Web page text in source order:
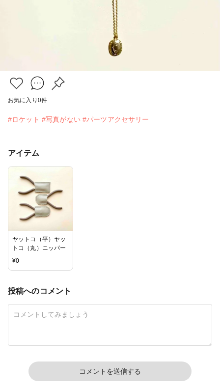
お気に入り 0件
#ロケット #写真がない #パーツアクセサリー
アイテム
ヤットコ（平）ヤッ
トコ（丸）ニッパー
¥0
投稿へのコメント
コメントを送信する